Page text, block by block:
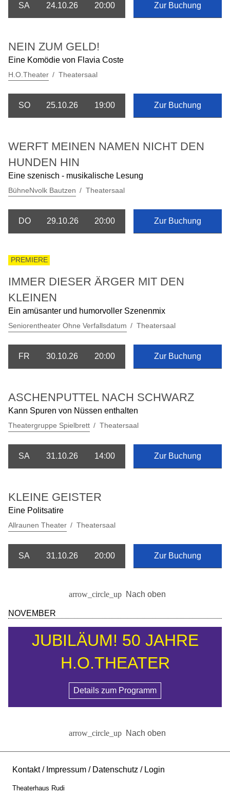
SA 24.10.26 20:00 Zur Buchung
SO 25.10.26 19:00
H.O.Theater Theatersaal
NEIN ZUM GELD!
Eine Komödie von Flavia Coste
Zur Buchung
DO 29.10.26 20:00
BühneNvolk Bautzen Theatersaal
WERFT MEINEN NAMEN NICHT DEN
HUNDEN HIN
Eine szenisch - musikalische Lesung
Zur Buchung
PREMIERE
FR 30.10.26 20:00
Seniorentheater Ohne Verfallsdatum Theatersaal
IMMER DIESER ÄRGER MIT DEN
KLEINEN
Ein amüsanter und humorvoller Szenenmix
Zur Buchung
SA 31.10.26 14:00
Theatergruppe Spielbrett Theatersaal
ASCHENPUTTEL NACH SCHWARZ
Kann Spuren von Nüssen enthalten
Zur Buchung
SA 31.10.26 20:00
Allraunen Theater Theatersaal
KLEINE GEISTER
Eine Politsatire
Zur Buchung
Nach oben
NOVEMBER
JUBILÄUM! 50 JAHRE
H.O.THEATER
Details zum Programm
Nach oben
Kontakt Impressum Datenschutz Login
Theaterhaus Rudi